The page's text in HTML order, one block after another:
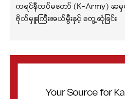
ကရင်နီတပ်မတော် (K-Army) အ
ဗိုလ်မှူးကြီးအယ်မွီးနှင့် တွေ့ဆုံခြင်း